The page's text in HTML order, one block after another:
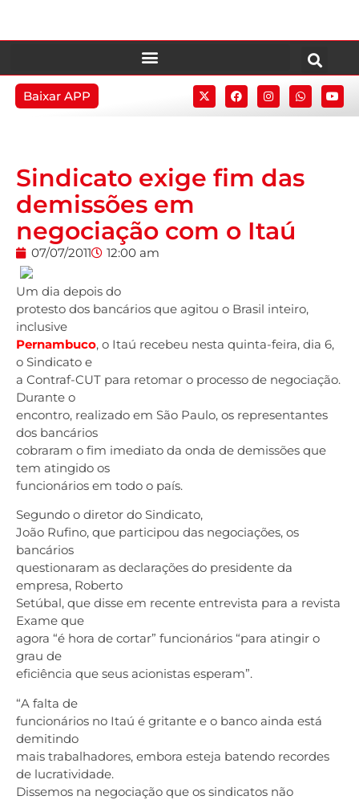
Baixar APP
Sindicato exige fim das
demissões em
negociação com o Itaú
07/07/2011 12:00 am
Um dia depois do
protesto dos bancários que agitou o Brasil inteiro,
inclusive
Pernambuco, o Itaú recebeu nesta quinta-feira, dia 6,
o Sindicato e
a Contraf-CUT para retomar o processo de negociação.
Durante o
encontro, realizado em São Paulo, os representantes
dos bancários
cobraram o fim imediato da onda de demissões que
tem atingido os
funcionários em todo o país.
Segundo o diretor do Sindicato,
João Rufino, que participou das negociações, os
bancários
questionaram as declarações do presidente da
empresa, Roberto
Setúbal, que disse em recente entrevista para a revista
Exame que
agora “é hora de cortar” funcionários “para atingir o
grau de
eficiência que seus acionistas esperam”.
“A falta de
funcionários no Itaú é gritante e o banco ainda está
demitindo
mais trabalhadores, embora esteja batendo recordes
de lucratividade.
Dissemos na negociação que os sindicatos não